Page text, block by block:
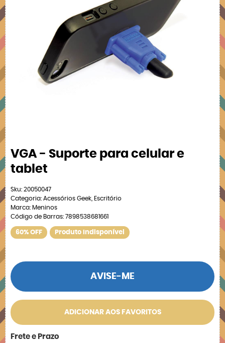
VGA - Suporte para celular e
tablet
Sku: 20050047
Categoria: Acessórios Geek Escritório
Marca: Meninos
Código de Barras: 7898538681661
60% OFF Produto Indisponível
AVISE-ME
ADICIONAR AOS FAVORITOS
Frete e Prazo